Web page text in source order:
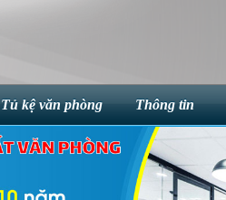
Tủ kệ văn phòng Thông tin